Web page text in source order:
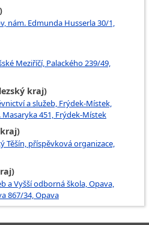
nám. Edmunda Husserla 30/1,
Meziříčí, Palackého 239/49,
kraj)
a služeb, Frýdek-Místek,
Masaryka 451, Frýdek-Místek
Těšín, příspěvková organizace,
a Vyšší odborná škola, Opava,
867/34, Opava